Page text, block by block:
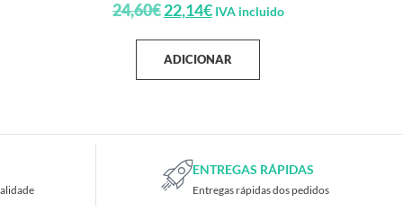
24,60€22,14€ IVA incluido
ADICIONAR
ENTREGAS RÁPIDAS
Entregas rápidas dos pedidos